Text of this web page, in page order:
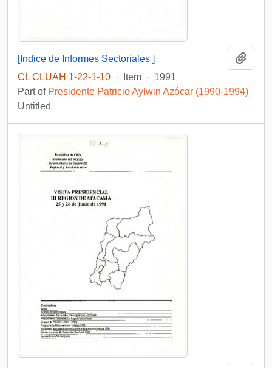
[Indice de Informes Sectoriales ]
CL CLUAH 1-22-1-10 · Item · 1991
Part of Presidente Patricio Aylwin Azócar (1990-1994)
Untitled